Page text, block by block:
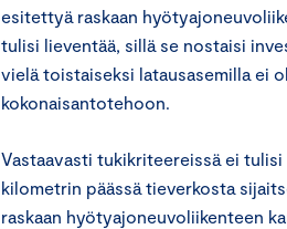
esitettyä raskaan
tulisi lieventää, sillä se nostaisi
vielä toistaiseksi latausasemilla ei
kokonaisantotehoon.
Vastaavasti tukikriteereissä ei
kilometrin päässä tieverkosta
raskaan hyötyajoneuvoliikenteen